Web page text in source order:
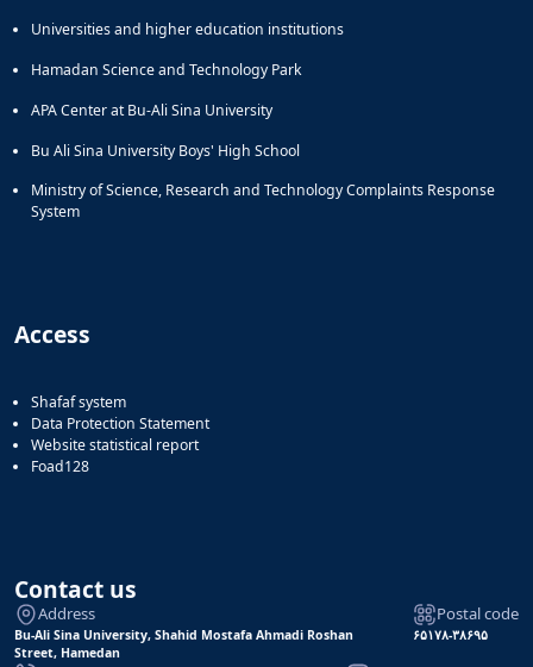
Universities and higher education institutions
Hamadan Science and Technology Park
APA Center at Bu-Ali Sina University
Bu Ali Sina University Boys' High School
Ministry of Science, Research and Technology Complaints Response
System
Access
Shafaf system
Data Protection Statement
Website statistical report
Foad128
Contact us
Address
Bu-Ali Sina University, Shahid Mostafa Ahmadi Roshan
Street, Hamedan
Postal code
۶۵۱۷۸-۳۸۶۹۵